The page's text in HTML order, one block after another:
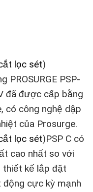
lọc sét)
PSP-
đã được cấp bằng
có công nghệ dập
của Prosurge.
lọc sét)PSP C có
cao nhất so với
thiết kế lắp đặt
động cực kỳ mạnh